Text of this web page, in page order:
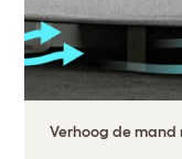
Verhoog de mand